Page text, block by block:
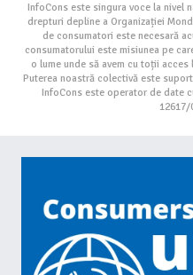
InfoCons este singura voce la nivel
drepturi depline a Organizației
de consumatori este necesară
consumatorului este misiunea pe
o lume unde să avem cu toții
Puterea noastră colectivă este
InfoCons este operator de date
12617/